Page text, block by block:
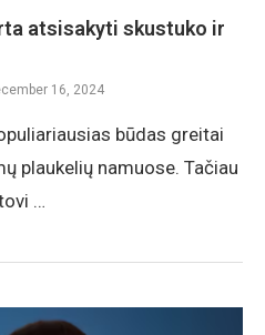
atsisakyti skustuko ir
16, 2024
būdas greitai
plaukelių namuose. Tačiau
…